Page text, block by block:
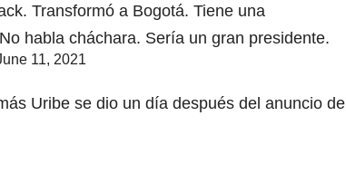
Transformó a Bogotá. Tiene una
habla cháchara. Sería un gran presidente.
11, 2021
Uribe se dio un día después del anuncio de